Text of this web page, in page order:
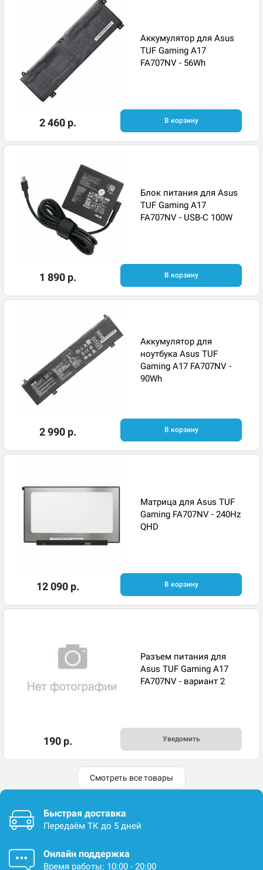
Аккумулятор для Asus
TUF Gaming A17
FA707NV - 56Wh
2 460 р. В корзину
Блок питания для Asus
TUF Gaming A17
FA707NV - USB-C 100W
1 890 р. В корзину
Аккумулятор для
ноутбука Asus TUF
Gaming A17 FA707NV -
90Wh
2 990 р. В корзину
Матрица для Asus TUF
Gaming FA707NV - 240Hz
QHD
12 090 р. В корзину
Разъем питания для
Asus TUF Gaming A17
FA707NV - вариант 2
190 р. Уведомить
Смотреть все товары
Быстрая доставка
Передаём ТК до 5 дней
Онлайн поддержка
Время работы: 10:00 - 20:00